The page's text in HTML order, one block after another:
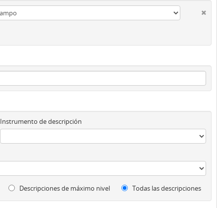
Instrumento de descripción
Descripciones de máximo nivel Todas las descripciones